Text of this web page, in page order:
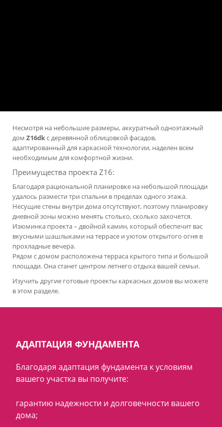
Несмотря на небольшие размеры, аккуратный одноэтажный
дом Z16dkс деревянной облицовкой фасадов,
адаптированный для каркасной технологии, наделен всем
необходимым для комфортной жизни.
Преимущества проекта Z16:
Благодаря рациональной планировке на небольшой площади
удалось размести три спальни в пределах одного этажа.
Несущие стены внутри дома отсутствуют, поэтому планировку
дневной зоны можно менять столько, сколько захочется.
Изюминка проекта – двойной камин, который обеспечит вас
вкусными шашлыками на террасе и уютом открытого огня в
прохладные вечера.
Рядом с домом расположена терраса крытого типа и большой
площади. Она станет центром летнего отдыха вашей семьи.
Изучить другие готовые проекты каркасных домов вы можете
в этом разделе.
АДАПТАЦИЯ ФУНДАМЕНТА
Благодаря адаптация фундамента к условиям
вашего участка вы получите:
гарантию надежности и долговечности вашего
дома;